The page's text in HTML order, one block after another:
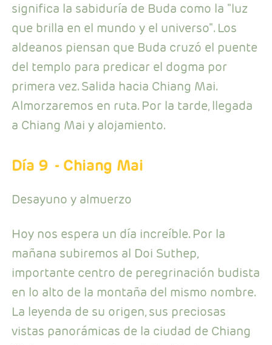
significa la sabiduría de Buda como la "luz
que brilla en el mundo y el universo". Los
aldeanos piensan que Buda cruzó el puente
del templo para predicar el dogma por
primera vez. Salida hacia Chiang Mai.
Almorzaremos en ruta. Por la tarde, llegada
a Chiang Mai y alojamiento.
Día 9 - Chiang Mai
Desayuno y almuerzo
Hoy nos espera un día increíble. Por la
mañana subiremos al Doi Suthep,
importante centro de peregrinación budista
en lo alto de la montaña del mismo nombre.
La leyenda de su origen, sus preciosas
vistas panorámicas de la ciudad de Chiang